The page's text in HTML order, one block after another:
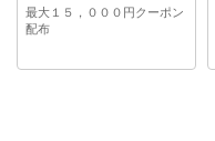
最大１５，０００円クーポン
配布